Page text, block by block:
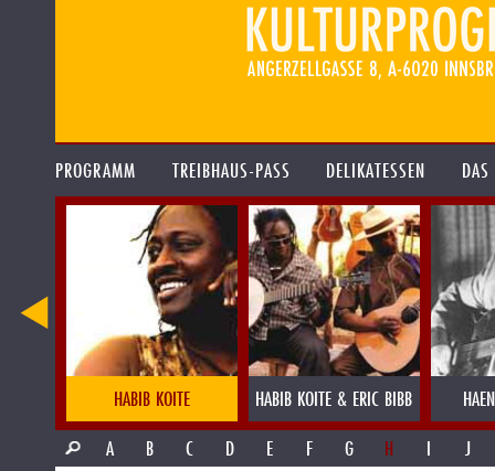
PROGRAMM TREIBHAUS-PASS DELIKATESSEN
HABIB KOITE HABIB KOITE & ERIC BIBB
A
B C D E F G H I J